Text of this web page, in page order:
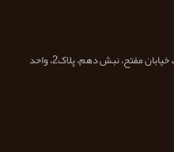
تهران، خیابان شهید بهشتی، خیابان مفتح، نبش دهم، پلاک2، واحد